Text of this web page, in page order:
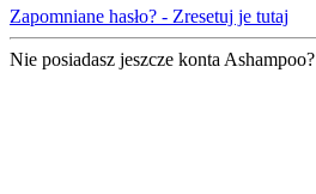
Zapomniane hasło? - Zresetuj je tutaj
Nie posiadasz jeszcze konta Ashampoo?